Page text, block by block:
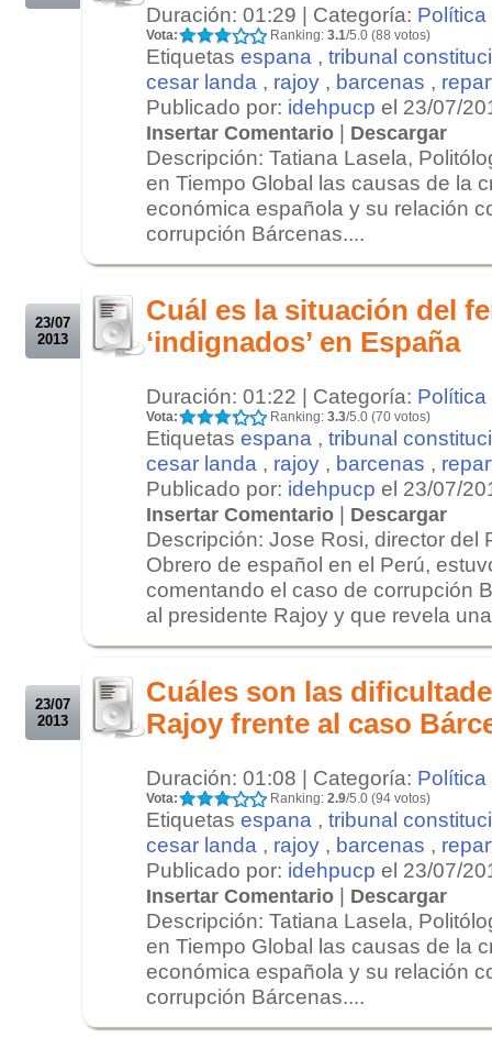
Duración: 01:29 | Categoría: Política
Vota: Ranking: 3.1/5.0 (88 votos)
Etiquetas espana , tribunal
cesar landa , rajoy , barcenas ,
Publicado por: idehpucp el 23/07/
Insertar Comentario | Descargar
Descripción: Tatiana Lasela,
en Tiempo Global las causas de la
económica española y su relación
corrupción Bárcenas....
23/07
2013
Cuál es la situación del
‘indignados’ en España
Duración: 01:22 | Categoría: Política
Vota: Ranking: 3.3/5.0 (70 votos)
Etiquetas espana , tribunal
cesar landa , rajoy , barcenas ,
Publicado por: idehpucp el 23/07/
Insertar Comentario | Descargar
Descripción: Jose Rosi, director del
Obrero de español en el Perú,
comentando el caso de corrupción
al presidente Rajoy y que revela
23/07
2013
Cuáles son las
Rajoy frente al caso
Duración: 01:08 | Categoría: Política
Vota: Ranking: 2.9/5.0 (94 votos)
Etiquetas espana , tribunal
cesar landa , rajoy , barcenas ,
Publicado por: idehpucp el 23/07/
Insertar Comentario | Descargar
Descripción: Tatiana Lasela,
en Tiempo Global las causas de la
económica española y su relación
corrupción Bárcenas....